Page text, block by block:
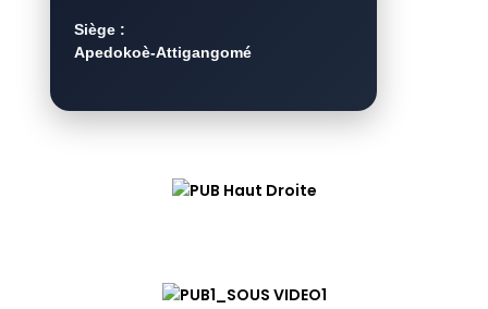
Siège :
Apedokoè-Attigangomé